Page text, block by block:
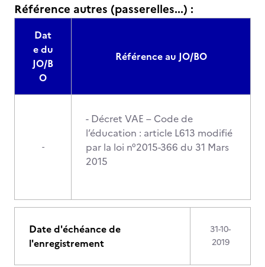
Référence autres (passerelles...) :
Dat
e du
JO/B
O
Référence au JO/BO
-
- Décret VAE – Code de
l’éducation : article L613 modifié
par la loi n°2015-366 du 31 Mars
2015
Date d'échéance de
l'enregistrement
31-10-
2019